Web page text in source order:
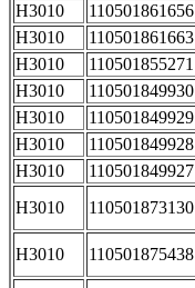
H3010
110501861656
H3010
110501861663
H3010
110501855271
H3010
110501849930
H3010
110501849929
H3010
110501849928
H3010
110501849927
H3010
110501873130
H3010 110501875438